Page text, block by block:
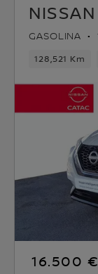
GASOLINA
128,521 Km
16.500 €